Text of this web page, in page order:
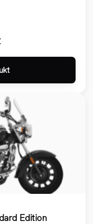
13999,00 zł.
zł.
Edition